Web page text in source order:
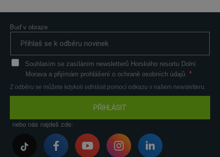
Buď v obraze
PŘIHLÁSIT
Souhlasím se zasíláním newsletterů Horského resortu Dolní
Morava a přijímám prohlášení o ochraně osobních údajů.
Z odběru se můžete kdykoli odhlásit pomocí odkazu v našem newsletteru.
nebo nás najdeš zde: